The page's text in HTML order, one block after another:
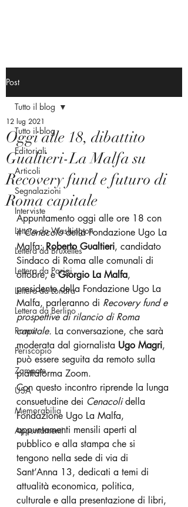
Post
Tutto il blog
Editoriali
Articoli
Segnalazioni
Interviste
Lettera da Washington
Lettera da Bruxelles
Lettera da Parigi
Lettera da Londra
Lettera da Berlino
Roma
Periscopio
Zampate
USA
Memorabilia
Appuntamenti
Tutto il blog
Oggi alle 18, dibattito
Gualtieri-La Malfa su
Recovery fund e futuro di
Roma capitale
12 lug 2021
Appuntamento oggi alle ore 18 con
il Cenacolo della Fondazione Ugo La
Malfa: Roberto Gualtieri, candidato
Sindaco di Roma alle comunali di
ottobre, e Giorgio La Malfa,
presidente della Fondazione Ugo La
Malfa, parleranno di Recovery fund e
prospettive di rilancio di Roma
capitale. La conversazione, che sarà
moderata dal giornalista Ugo Magri,
può essere seguita da remoto sulla
piattaforma Zoom.
Con questo incontro riprende la lunga
consuetudine dei Cenacoli della
Fondazione Ugo La Malfa,
appuntamenti mensili aperti al
pubblico e alla stampa che si
tengono nella sede di via di
Sant’Anna 13, dedicati a temi di
attualità economica, politica,
culturale e alla presentazione di libri,